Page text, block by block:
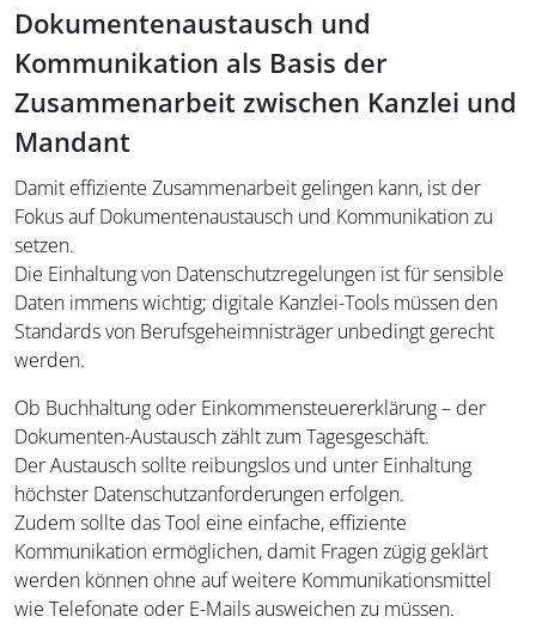
Dokumentenaustausch und
Kommunikation als Basis der
Zusammenarbeit zwischen Kanzlei und
Mandant
Damit effiziente Zusammenarbeit gelingen kann, ist der
Fokus auf Dokumentenaustausch und Kommunikation zu
setzen.
Die Einhaltung von Datenschutzregelungen ist für sensible
Daten immens wichtig; digitale Kanzlei-Tools müssen den
Standards von Berufsgeheimnisträger unbedingt gerecht
werden.
Ob Buchhaltung oder Einkommensteuererklärung – der
Dokumenten-Austausch zählt zum Tagesgeschäft.
Der Austausch sollte reibungslos und unter Einhaltung
höchster Datenschutzanforderungen erfolgen.
Zudem sollte das Tool eine einfache, effiziente
Kommunikation ermöglichen, damit Fragen zügig geklärt
werden können ohne auf weitere Kommunikationsmittel
wie Telefonate oder E-Mails ausweichen zu müssen.